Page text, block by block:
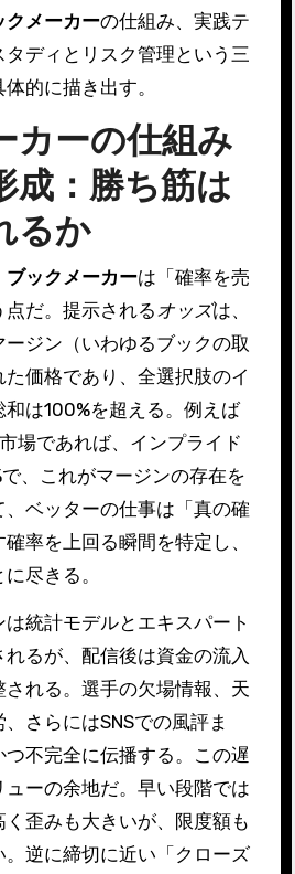
クメーカーの仕組み、実践テ
ディとリスク管理という三
的に描き出す。
カーの仕組み
成：勝ち筋は
るか
ブックメーカーは「確率を売
だ。提示されるオッズは、
ジン（いわゆるブックの取
価格であり、全選択肢のイ
は100%を超える。例えば
場であれば、インプライド
、これがマージンの存在を
ベッターの仕事は「真の確
率を上回る瞬間を特定し、
尽きる。
統計モデルとエキスパート
るが、配信後は資金の流入
れる。選手の欠場情報、天
さらにはSNSでの風評ま
不完全に伝播する。この遅
ーの余地だ。早い段階では
歪みも大きいが、限度額も
逆に締切に近い「クローズ